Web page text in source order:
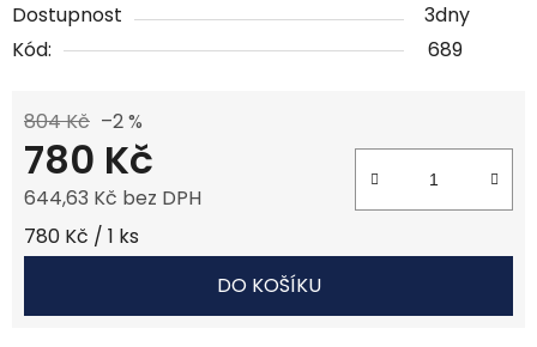
Dostupnost
3dny
Kód:
689
804 Kč –2 %
780 Kč
644,63 Kč bez DPH
Měrná cena:
780 Kč / 1 ks
DO KOŠÍKU